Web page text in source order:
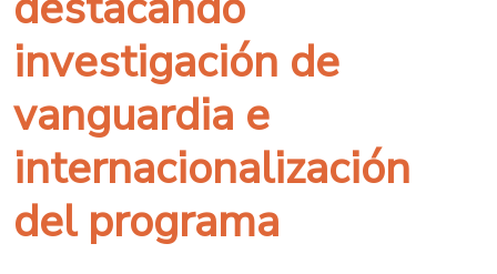
investigación de
vanguardia e
internacionalización
del programa